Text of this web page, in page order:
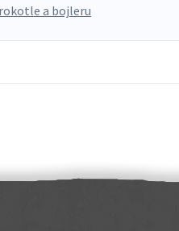
a bojleru